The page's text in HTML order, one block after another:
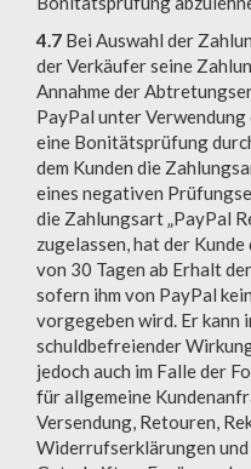
4.7 Bei Auswahl der
der Verkäufer seine
Annahme der
PayPal unter
eine Bonitätsprüfung
dem Kunden die
eines negativen
die Zahlungsart „PayPal
zugelassen, hat der
von 30 Tagen ab Erhalt
sofern ihm von PayPal
vorgegeben wird. Er kann
schuldbefreiender
jedoch auch im Falle der
für allgemeine
Versendung, Retouren,
Widerrufserklärungen